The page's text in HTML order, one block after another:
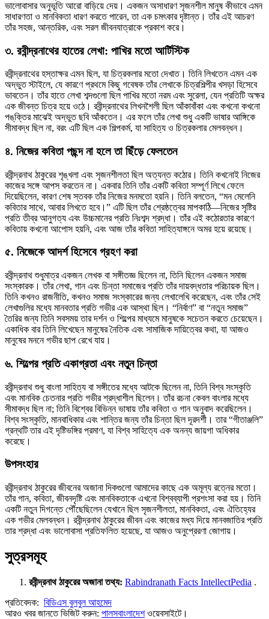
ভালোবাসার অনুভূতি আরো বাড়িয়ে দেয়। একজন অসাধারণ সৃজনশীল মানুষ কীভাবে এমন
সাধারণতা ও মানবিকতা ধারণ করতে পারেন, তা এক চমৎকার দৃষ্টান্ত। তাঁর এই আচরণ
তাঁর সহজ, আন্তরিক, এবং সরল জীবনযাত্রাকে প্রকাশ করে।
৩. রবীন্দ্রনাথের হাতের লেখা: পাখির মতো আর্টিস্টিক
রবীন্দ্রনাথের হস্তাক্ষর এমন ছিল, যা চিত্রকলার মতো দেখাত। তিনি লিখতেন এমন এক
অদ্ভুত স্টাইলে, যে কারণে প্রথমে কিছু গবেষক তাঁর লেখাকে চিত্রশিল্পীর খসড়া হিসেবে
ভাবতেন। তাঁর হাতে লেখা শব্দগুলো ছিল পাখির মতো নরম এবং সুরেলা, যেন প্রতিটি অক্ষর
এক জীবন্ত চিত্র হয়ে ওঠে। রবীন্দ্রনাথের লিখনশৈলী ছিল আঁকাবাঁকা এবং কখনো কখনো
পঙ্‌ক্তির মাঝেই অদ্ভুত ছবি আঁকতেন। এর ফলে তাঁর লেখা শুধু একটি ভাষার আঙ্গিকে
সীমাবদ্ধ ছিল না, বরং এটি ছিল এক শিল্পকর্ম, যা সাহিত্য ও চিত্রকলার মেলবন্ধন।
৪. নিজের কবিতা পছন্দ না হলে তা ছিঁড়ে ফেলতেন
রবীন্দ্রনাথ ঠাকুরের শৃঙ্খলা এবং সৃজনশীলতা ছিল অত্যন্ত কঠোর। তিনি কখনোই নিজের
কাজের সঙ্গে আপস করতেন না। একবার তিনি তাঁর একটি কবিতা সম্পূর্ণ লিখে ফেলে
দিয়েছিলেন, কারণ শেষ স্তবক তাঁর নিজের মনমতো হয়নি। তিনি বলতেন, “মন মেলেনি
কবিতার সাথে, আবার লিখতে হবে।” এটি ছিল তাঁর শ্রেষ্ঠত্বের মাপকাঠি—নিজের সৃষ্টির
প্রতি তীব্র আনুগত্য এবং উচ্চমানের প্রতি নিঃশব্দ শ্রদ্ধা। তাঁর এই কঠোরতার কারণে
কবিতায় কখনো আপোস হয়নি, এবং আজ তাঁর কবিতা সাহিত্যাঙ্গনে অমর হয়ে রয়েছে।
৫. নিজেকে আদর্শ হিসেবে গ্রহণ করা
রবীন্দ্রনাথ শুধুমাত্র একজন লেখক বা সঙ্গীতজ্ঞ ছিলেন না, তিনি ছিলেন একজন সমাজ
সংস্কারক। তাঁর লেখা, গান এবং চিন্তা সমাজের প্রতি তাঁর দায়বদ্ধতার পরিচায়ক ছিল।
তিনি কখনও রাজনীতি, কখনও সমাজ সংস্কারের জন্য লেখালেখি করেছেন, এবং তাঁর সেই
লেখাগুলির মধ্যে মানবতার প্রতি গভীর এক আস্থা ছিল। “নির্বাণ” বা “নতুন সমাজ”
তৈরির জন্য তিনি সবসময় তার দর্শন ও শিল্পের মাধ্যমে মানুষকে সচেতন করতে চেয়েছেন।
একাধিক বার তিনি লিখেছেন মানুষের নৈতিক এবং সামাজিক দায়িত্বের কথা, যা আজও
মানুষের মননে গভীর ছাপ রেখে যায়।
৬. শিল্পের প্রতি একাগ্রতা এবং নতুন চিন্তা
রবীন্দ্রনাথ শুধু বাংলা সাহিত্য বা সঙ্গীতের মধ্যে আটকে ছিলেন না, তিনি বিশ্ব সংস্কৃতি
এবং মানবিক চেতনার প্রতি গভীর শ্রদ্ধাশীল ছিলেন। তাঁর রচনা কেবল বাংলার মধ্যে
সীমাবদ্ধ ছিল না; তিনি বিশ্বের বিভিন্ন ভাষায় তাঁর কবিতা ও গান অনুবাদ করেছিলেন।
বিশ্ব সংস্কৃতি, মানবাধিকার এবং শান্তির জন্য তাঁর চিন্তা ছিল দূরদর্শী। তার “গীতাঞ্জলি”
গ্রন্থটি তার এই দৃষ্টিভঙ্গির প্রমাণ, যা বিশ্ব সাহিত্যে এক অনন্য জায়গা অধিকার
করেছে।
উপসংহার
রবীন্দ্রনাথ ঠাকুরের জীবনের অজানা দিকগুলো আমাদের কাছে এক অমূল্য রত্নের মতো।
তাঁর গান, কবিতা, জীবনদৃষ্টি এবং মানবিকতাকে এখনো বিশ্বব্যাপী প্রশংসা করা হয়। তিনি
একটি নতুন দিগন্তে পৌঁছেছিলেন যেখানে ছিল সৃজনশীলতা, মানবিকতা, এবং ঐতিহ্যের
এক গভীর মেলবন্ধন। রবীন্দ্রনাথ ঠাকুরের জীবন এবং কাজের মধ্য দিয়ে মানবজাতির প্রতি
তার শ্রদ্ধা এবং ভালোবাসা প্রতিফলিত হয়েছে, যা আজও অনুপ্রেরণা জোগায়।
সুত্রসমূহ
রবীন্দ্রনাথ ঠাকুরের অজানা তথ্য: Rabindranath Facts IntellectPedia .
প্রতিবেদক: বিডিএস বুলবুল আহমেদ
আরও খবর জানতে ভিজিট করুন: পালসবাংলাদেশওয়েবসাইটে।